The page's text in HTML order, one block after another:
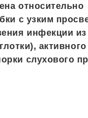
относительно
с узким
инфекции из
активного
слухового